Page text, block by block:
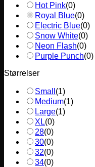
Hot Pink(0)
Royal Blue(0)
Electric Blue(0)
Snow White(0)
Neon Flash(0)
Purple Punch(0)
Størrelser
Small (1)
Medium(1)
Large(1)
XL(0)
28(0)
30(0)
32(0)
34(0)